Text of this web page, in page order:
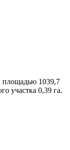
площадью 1039,7
участка 0,39 га.